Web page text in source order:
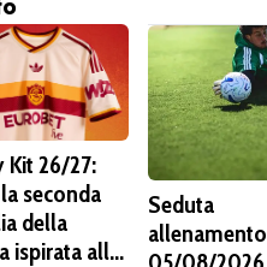
Kit 26/27:
seconda
della
ispirata alla
Seduta
allenamento